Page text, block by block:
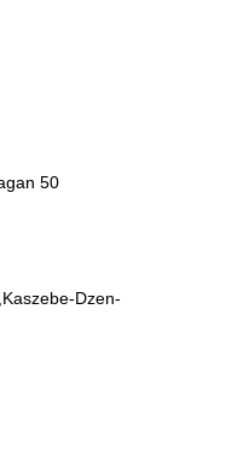
50
Dzen-